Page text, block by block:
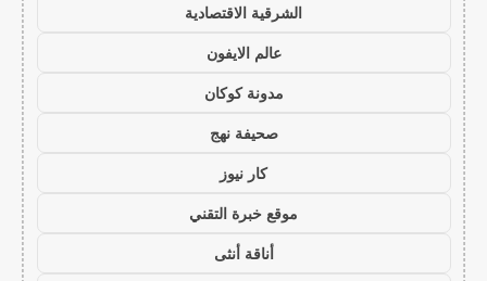
الشرقية الاقتصادية
عالم الايفون
مدونة كوكان
صحيفة نهج
كار نيوز
موقع خبرة التقني
أناقة أنثى